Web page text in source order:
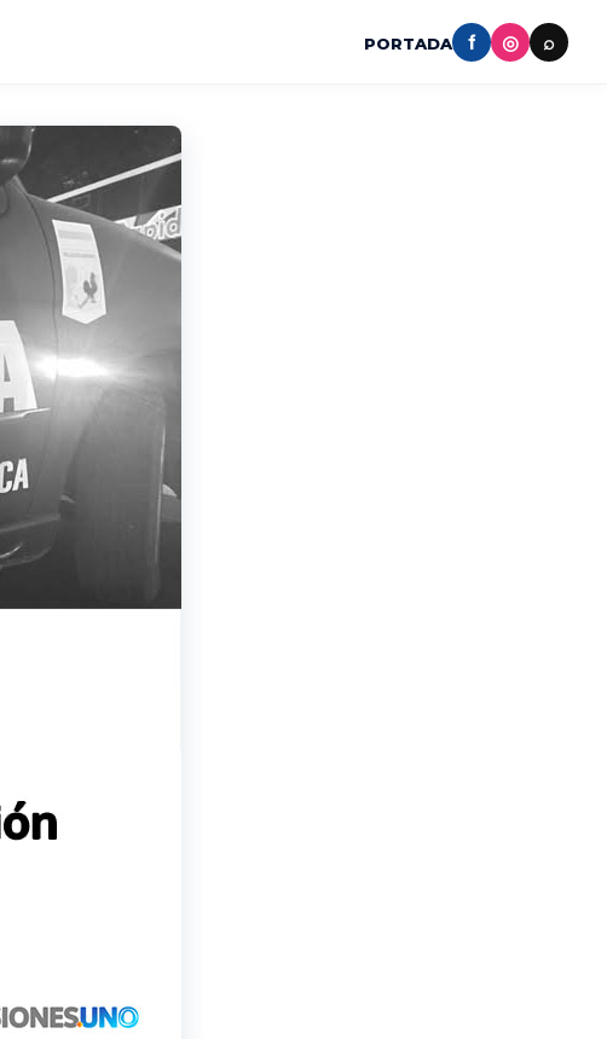
PORTADA f ◎ ⌕